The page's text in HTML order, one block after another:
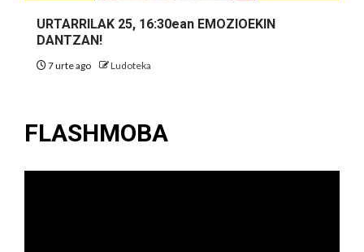
URTARRILAK 25, 16:30ean EMOZIOEKIN
DANTZAN!
7 urte ago Ludoteka
FLASHMOBA